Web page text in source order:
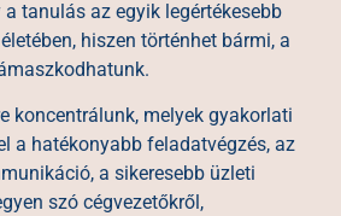
tanulás az egyik legértékesebb
hiszen történhet bármi, a
koncentrálunk, melyek gyakorlati
a hatékonyabb feladatvégzés, az
a sikeresebb üzleti
szó cégvezetőkről,